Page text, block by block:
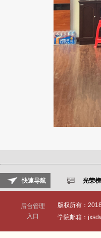
快速导航 光荣榜
后台管理
入口
版权所有：
学院邮箱：